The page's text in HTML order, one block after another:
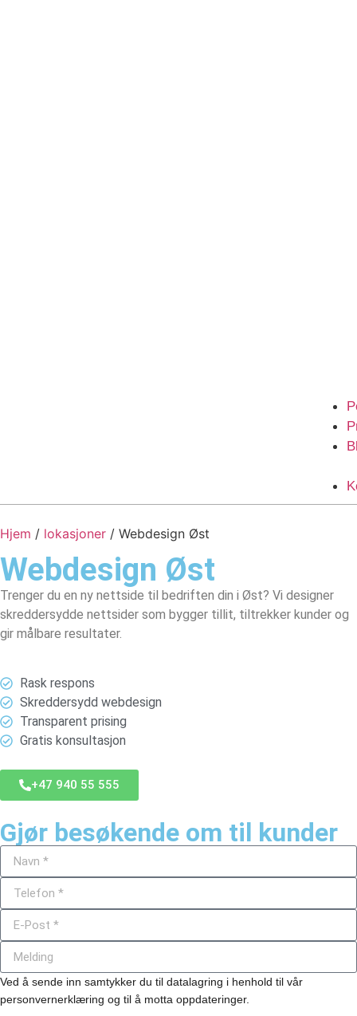
Hjem / lokasjoner / Webdesign Øst
Webdesign Øst
Trenger du en ny nettside til bedriften din i Øst? Vi designer
skreddersydde nettsider som bygger tillit, tiltrekker kunder og
gir målbare resultater.
Rask respons
Skreddersydd webdesign
Transparent prising
Gratis konsultasjon
+47 940 55 555
Gjør besøkende om til kunder
Ved å sende inn samtykker du til datalagring i henhold til vår
personvernerklæring og til å motta oppdateringer.